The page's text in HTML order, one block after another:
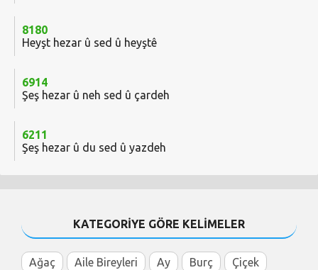
8180
Heyşt hezar û sed û heyştê
6914
Şeş hezar û neh sed û çardeh
6211
Şeş hezar û du sed û yazdeh
KATEGORİYE GÖRE KELİMELER
Ağaç Aile Bireyleri Ay Burç
Çiçek